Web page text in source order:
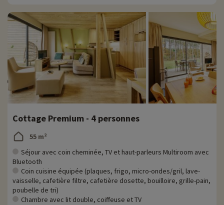
Cottage Premium - 4 personnes
55 m²
Séjour avec coin cheminée, TV et haut-parleurs Multiroom avec
Bluetooth
Coin cuisine équipée (plaques, frigo, micro-ondes/gril, lave-
vaisselle, cafetière filtre, cafetière dosette, bouilloire, grille-pain,
poubelle de tri)
Chambre avec lit double, coiffeuse et TV